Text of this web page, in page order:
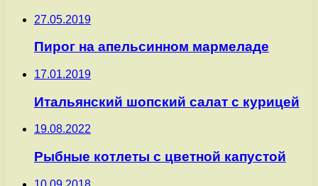
27.05.2019
Пирог на апельсинном мармеладе
17.01.2019
Итальянский шопский салат с курицей
19.08.2022
Рыбные котлеты с цветной капустой